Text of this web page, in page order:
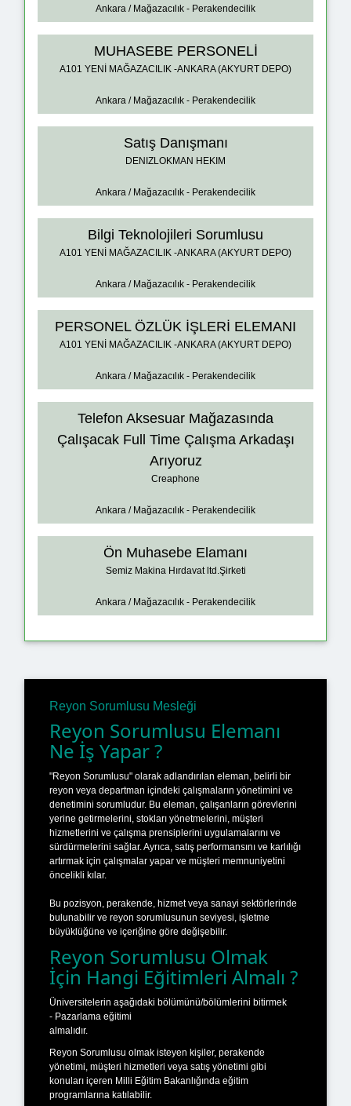
Ankara / Mağazacılık - Perakendecilik
MUHASEBE PERSONELİ
A101 YENİ MAĞAZACILIK -ANKARA (AKYURT DEPO)
Ankara / Mağazacılık - Perakendecilik
Satış Danışmanı
DENIZLOKMAN HEKIM
Ankara / Mağazacılık - Perakendecilik
Bilgi Teknolojileri Sorumlusu
A101 YENİ MAĞAZACILIK -ANKARA (AKYURT DEPO)
Ankara / Mağazacılık - Perakendecilik
PERSONEL ÖZLÜK İŞLERİ ELEMANI
A101 YENİ MAĞAZACILIK -ANKARA (AKYURT DEPO)
Ankara / Mağazacılık - Perakendecilik
Telefon Aksesuar Mağazasında
Çalışacak Full Time Çalışma Arkadaşı
Arıyoruz
Creaphone
Ankara / Mağazacılık - Perakendecilik
Ön Muhasebe Elamanı
Semiz Makina Hırdavat ltd.Şirketi
Ankara / Mağazacılık - Perakendecilik
Reyon Sorumlusu Mesleği
Reyon Sorumlusu Elemanı
Ne İş Yapar ?
"Reyon Sorumlusu" olarak adlandırılan eleman, belirli bir
reyon veya departman içindeki çalışmaların yönetimini ve
denetimini sorumludur. Bu eleman, çalışanların görevlerini
yerine getirmelerini, stokları yönetmelerini, müşteri
hizmetlerini ve çalışma prensiplerini uygulamalarını ve
sürdürmelerini sağlar. Ayrıca, satış performansını ve karlılığı
artırmak için çalışmalar yapar ve müşteri memnuniyetini
öncelikli kılar.
Bu pozisyon, perakende, hizmet veya sanayi sektörlerinde
bulunabilir ve reyon sorumlusunun seviyesi, işletme
büyüklüğüne ve içeriğine göre değişebilir.
Reyon Sorumlusu Olmak
İçin Hangi Eğitimleri Almalı ?
Üniversitelerin aşağıdaki bölümünü/bölümlerini bitirmek
- Pazarlama eğitimi
almalıdır.
Reyon Sorumlusu olmak isteyen kişiler, perakende
yönetimi, müşteri hizmetleri veya satış yönetimi gibi
konuları içeren Milli Eğitim Bakanlığında eğitim
programlarına katılabilir.